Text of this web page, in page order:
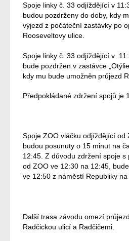
Spoje linky č. 33 odjíždějící v
budou pozdrženy do doby, kdy
výjezd z počáteční zastávky po
Rooseveltovy ulice.
Spoje linky č. 33 odjíždějící v
bude pozdržen v zastávce
kdy mu bude umožněn průjezd
Předpokládané zdržení spojů je
Spoje ZOO vláčku odjíždějící od
budou posunuty o 15 minut na
12:45. Z důvodu zdržení spoje s
od ZOO ve 12:30 na 12:45,
ve 12:50 z náměstí Republiky na
Další trasa závodu omezí
Radčickou ulicí a Radčičemi.